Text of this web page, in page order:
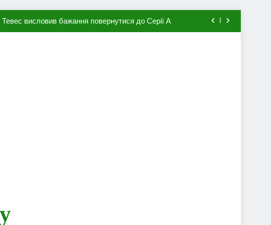
висловив бажання повернутися до Серії А